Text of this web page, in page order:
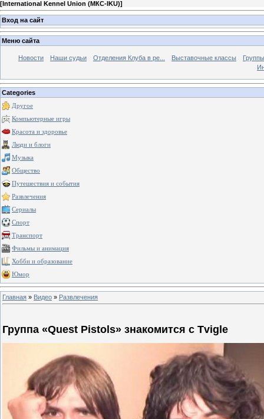
[International Kennel Union (МКС-IKU)]
Вход на сайт
Меню сайта
Новости Наши судьи Отделения Клуба в ре... Выставочные классы
Categories
Другое
Компьютерные игры
Красота и здоровье
Люди и блоги
Музыка
Общество
Путешествия и события
Развлечения
Сериалы
Спорт
Транспорт
Фильмы и анимация
Хобби и образование
Юмор
Главная » Видео » Развлечения
Группа «Quest Pistols» знакомится с Tvigle